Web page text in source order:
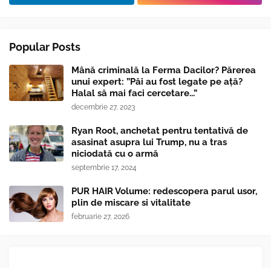
Popular Posts
Mână criminală la Ferma Dacilor? Părerea
unui expert: ”Păi au fost legate pe ață?
Halal să mai faci cercetare...”
decembrie 27, 2023
Ryan Root, anchetat pentru tentativă de
asasinat asupra lui Trump, nu a tras
niciodată cu o armă
septembrie 17, 2024
PUR HAIR Volume: redescopera parul usor,
plin de miscare si vitalitate
februarie 27, 2026